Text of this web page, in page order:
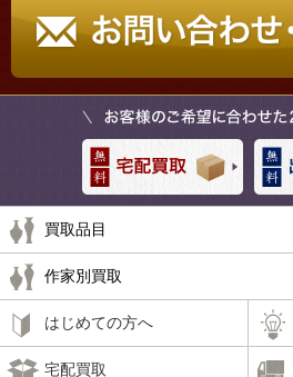
買取品目
作家別買取
はじめての方へ
宅配買取